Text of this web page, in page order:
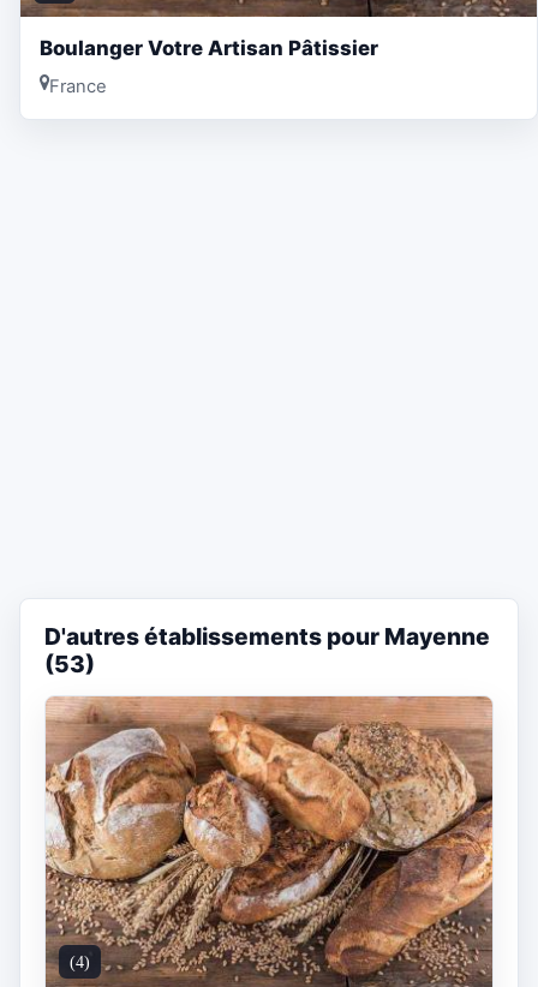
Boulanger Votre Artisan Pâtissier
France
D'autres établissements pour Mayenne
(53)
(4)